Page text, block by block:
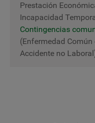
Prestación
Incapacidad
Contingencias
(Enfermedad Común
Accidente no